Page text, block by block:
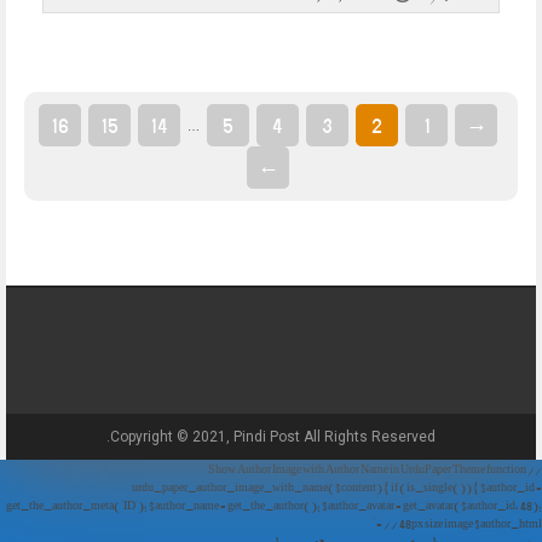
→
1
2
3
4
5
14
15
16
←
Copyright © 2021, Pindi Post All Rights Reserved.
// Show Author Image with Author Name in UrduPaper Theme function
urdu_paper_author_image_with_name($content) { if (is_single()) { $author_id =
get_the_author_meta('ID'); $author_name = get_the_author(); $author_avatar = get_avatar($author_id, 48);
// 48px size image $author_html = '